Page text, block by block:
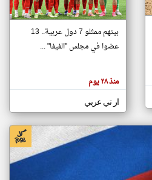
تغيير الدولة
اخبار جزر القمر على مدار الساعة
أهم اخبار جزر القمر العاجلة والمباشرة
بينهم ممثلو 7 دول عربية.. 13
عضوا في مجلس "الفيفا" ...
منذ ٢٨ يوم
ار تي عربي
klyoum.com